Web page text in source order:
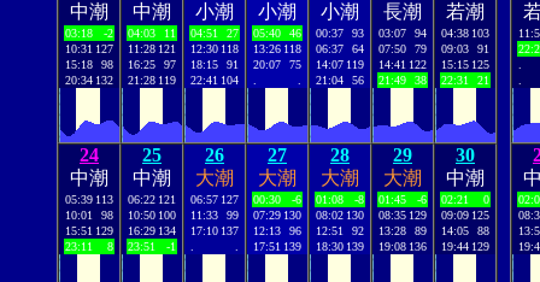
中潮
03:18
-2
10:31 127
15:18
98
20:34 132
中潮
04:03
11
11:28 121
16:25
97
21:28 119
小潮
04:51
27
12:30 118
18:15
91
22:41 104
小潮
05:40
46
13:26 118
20:07
75
小潮
00:37
93
06:37
64
14:07 119
21:04
56
長潮
03:07
94
07:50
79
14:41 122
21:49
38
若潮
04:38 103
09:03
91
15:15 125
22:31
21
24
中潮
05:39 113
10:01
98
15:51 129
23:11
8
25
中潮
06:22 121
10:50 100
16:29 134
23:51
-1
26
大潮
06:57 127
11:33
99
17:10 137
27
大潮
00:30
-6
07:29 130
12:13
96
17:51 139
28
大潮
01:08
-8
08:02 130
12:51
92
18:30 139
29
大潮
01:45
-6
08:35 129
13:28
89
19:08 136
30
中潮
02:21
0
09:09 125
14:05
88
19:44 129